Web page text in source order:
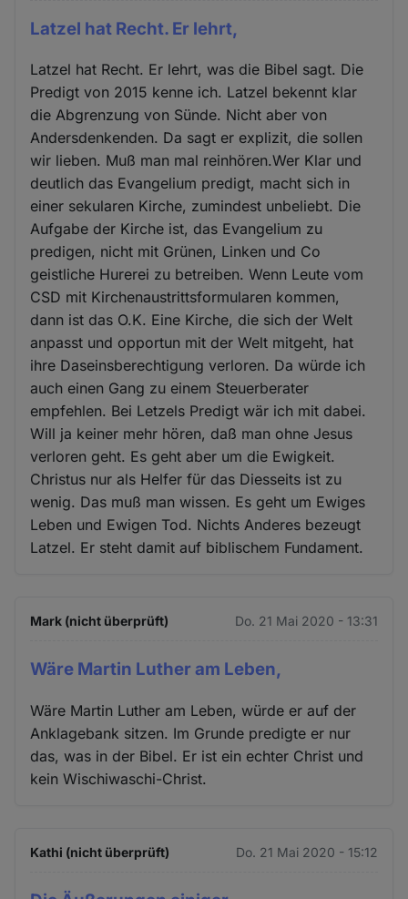
Latzel hat Recht. Er lehrt,
Latzel hat Recht. Er lehrt, was die Bibel sagt. Die
Predigt von 2015 kenne ich. Latzel bekennt klar
die Abgrenzung von Sünde. Nicht aber von
Andersdenkenden. Da sagt er explizit, die sollen
wir lieben. Muß man mal reinhören.Wer Klar und
deutlich das Evangelium predigt, macht sich in
einer sekularen Kirche, zumindest unbeliebt. Die
Aufgabe der Kirche ist, das Evangelium zu
predigen, nicht mit Grünen, Linken und Co
geistliche Hurerei zu betreiben. Wenn Leute vom
CSD mit Kirchenaustrittsformularen kommen,
dann ist das O.K. Eine Kirche, die sich der Welt
anpasst und opportun mit der Welt mitgeht, hat
ihre Daseinsberechtigung verloren. Da würde ich
auch einen Gang zu einem Steuerberater
empfehlen. Bei Letzels Predigt wär ich mit dabei.
Will ja keiner mehr hören, daß man ohne Jesus
verloren geht. Es geht aber um die Ewigkeit.
Christus nur als Helfer für das Diesseits ist zu
wenig. Das muß man wissen. Es geht um Ewiges
Leben und Ewigen Tod. Nichts Anderes bezeugt
Latzel. Er steht damit auf biblischem Fundament.
Mark (nicht überprüft) Do. 21 Mai 2020 - 13:31
Wäre Martin Luther am Leben,
Wäre Martin Luther am Leben, würde er auf der
Anklagebank sitzen. Im Grunde predigte er nur
das, was in der Bibel. Er ist ein echter Christ und
kein Wischiwaschi-Christ.
Kathi (nicht überprüft) Do. 21 Mai 2020 - 15:12